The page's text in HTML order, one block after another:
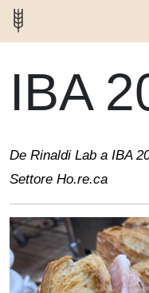
IBA
De Rinaldi Lab a IBA
Settore Ho.re.ca